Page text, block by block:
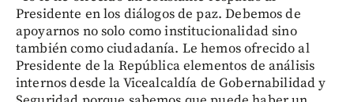
Presidente en los diálogos de paz. Debemos de
apoyarnos no solo como institucionalidad sino
también como ciudadanía. Le hemos ofrecido al
Presidente de la República elementos de análisis
internos desde la Vicealcaldía de Gobernabilidad y